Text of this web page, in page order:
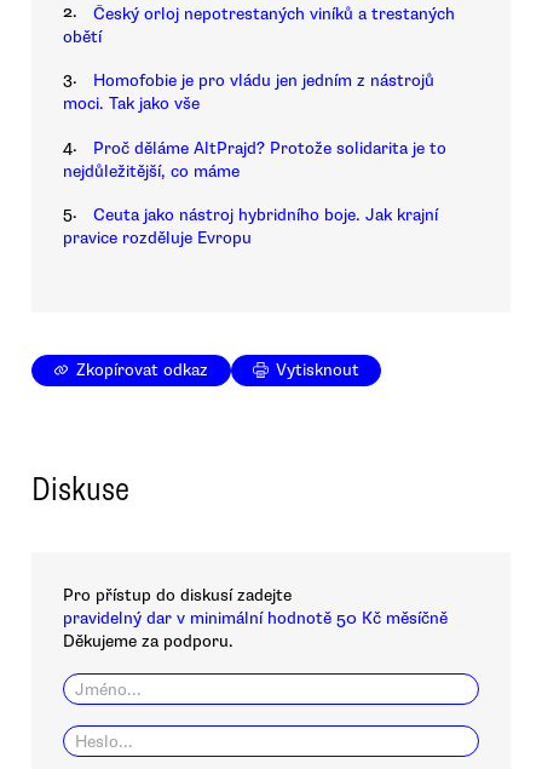
2.
Český orloj nepotrestaných viníků a trestaných
obětí
3.
Homofobie je pro vládu jen jedním z nástrojů
moci. Tak jako vše
4.
Proč děláme AltPrajd? Protože solidarita je to
nejdůležitější, co máme
5.
Ceuta jako nástroj hybridního boje. Jak krajní
pravice rozděluje Evropu
Zkopírovat odkaz Vytisknout
Diskuse
Pro přístup do diskusí zadejte
pravidelný dar v minimální hodnotě 50 Kč měsíčně
Děkujeme za podporu.